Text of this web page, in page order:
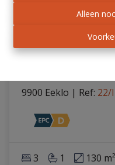
Alleen
HOB met garage
9900 Eeklo | Ref: 22/
3 1 130 m²